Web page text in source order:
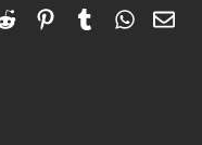
RedditPinterestTumblr 電